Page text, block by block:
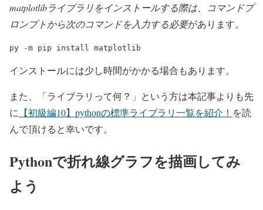
matplotlibライブラリをインストールする際は、コマンドプ
ロンプトから次のコマンドを入力する必要があります。
py -m pip install matplotlib
インストールには少し時間がかかる場合もあります。
また、「ライブラリって何？」という方は本記事よりも先
に 【初級編10】pythonの標準ライブラリ一覧を紹介！ を読
んで頂けると幸いです。
Pythonで折れ線グラフを描画してみ
よう